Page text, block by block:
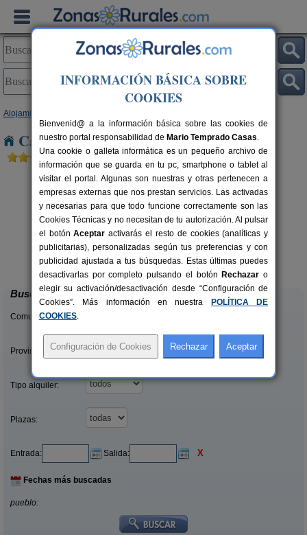
Alojamientos
Casas Rurales cerca de Alcolea de Tajo
8-14+4 pers.
desde30 €
Casa Rural Dos Hermanas
Navahermosa (Toledo)
Buscar
Comunidades:
Provincias/Islas:
Tipo alquiler:
Plazas:
Entrada: Salida: X
Fechas más buscadas
pueblo:
INFORMACIÓN BÁSICA SOBRE
COOKIES
Bienvenid@ a la información básica sobre las cookies de
nuestro portal responsabilidad de Mario Temprado Casas.
Una cookie o galleta informática es un pequeño archivo de
información que se guarda en tu pc, smartphone o tablet al
visitar el portal. Algunas son nuestras y otras pertenecen a
empresas externas que nos prestan servicios. Las activadas
y necesarias para que todo funcione correctamente son las
Cookies Técnicas y no necesitan de tu autorización. Al pulsar
el botónAceptar activarás el resto de cookies (analíticas y
publicitarias), personalizadas según tus preferencias y con
publicidad ajustada a tus búsquedas. Estas últimas puedes
desactivarlas por completo pulsando el botón Rechazar o
elegir su activación/desactivación desde “Configuración de
Cookies”. Más información en nuestra
POLÍTICA DE
COOKIES.